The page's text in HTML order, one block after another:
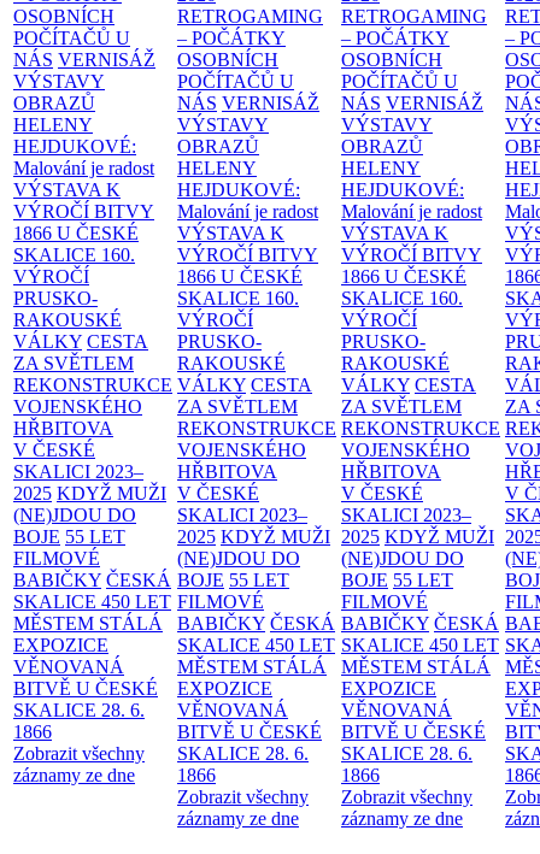
OSOBNÍCH
POČÍTAČŮ U
NÁS VERNISÁŽ
VÝSTAVY
OBRAZŮ
HELENY
HEJDUKOVÉ:
Malování je radost
VÝSTAVA K
VÝROČÍ BITVY
1866 U ČESKÉ
SKALICE 160.
VÝROČÍ
PRUSKO-
RAKOUSKÉ
VÁLKY CESTA
ZA SVĚTLEM
REKONSTRUKCE
VOJENSKÉHO
HŘBITOVA
V ČESKÉ
SKALICI 2023–
2025 KDYŽ MUŽI
(NE)JDOU DO
BOJE 55 LET
FILMOVÉ
BABIČKY ČESKÁ
SKALICE 450 LET
MĚSTEM STÁLÁ
EXPOZICE
VĚNOVANÁ
BITVĚ U ČESKÉ
SKALICE 28. 6.
1866
Zobrazit všechny
záznamy ze dne
RETROGAMING
– POČÁTKY
OSOBNÍCH
POČÍTAČŮ U
NÁS VERNISÁŽ
VÝSTAVY
OBRAZŮ
HELENY
HEJDUKOVÉ:
Malování je radost
VÝSTAVA K
VÝROČÍ BITVY
1866 U ČESKÉ
SKALICE 160.
VÝROČÍ
PRUSKO-
RAKOUSKÉ
VÁLKY CESTA
ZA SVĚTLEM
REKONSTRUKCE
VOJENSKÉHO
HŘBITOVA
V ČESKÉ
SKALICI 2023–
2025 KDYŽ MUŽI
(NE)JDOU DO
BOJE 55 LET
FILMOVÉ
BABIČKY ČESKÁ
SKALICE 450 LET
MĚSTEM STÁLÁ
EXPOZICE
VĚNOVANÁ
BITVĚ U ČESKÉ
SKALICE 28. 6.
1866
Zobrazit všechny
záznamy ze dne
RETROGAMING
– POČÁTKY
OSOBNÍCH
POČÍTAČŮ U
NÁS VERNISÁŽ
VÝSTAVY
OBRAZŮ
HELENY
HEJDUKOVÉ:
Malování je radost
VÝSTAVA K
VÝROČÍ BITVY
1866 U ČESKÉ
SKALICE 160.
VÝROČÍ
PRUSKO-
RAKOUSKÉ
VÁLKY CESTA
ZA SVĚTLEM
REKONSTRUKCE
VOJENSKÉHO
HŘBITOVA
V ČESKÉ
SKALICI 2023–
2025 KDYŽ MUŽI
(NE)JDOU DO
BOJE 55 LET
FILMOVÉ
BABIČKY ČESKÁ
SKALICE 450 LET
MĚSTEM STÁLÁ
EXPOZICE
VĚNOVANÁ
BITVĚ U ČESKÉ
SKALICE 28. 6.
1866
Zobrazit všechny
záznamy ze dne
–
ZA
V